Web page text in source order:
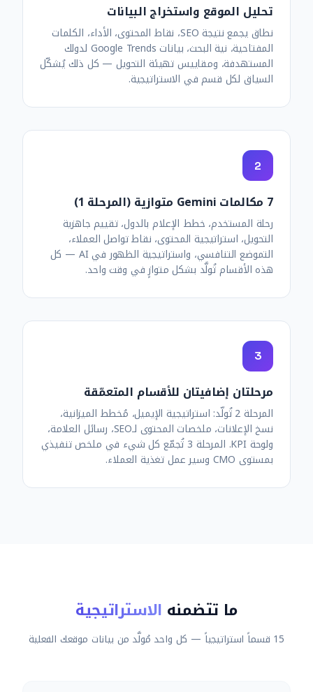
تحليل الموقع واستخراج البيانات
نطاق يجمع نتيجة SEO، نقاط المحتوى، الأداء، الكلمات
المفتاحية، نية البحث، بيانات Google Trends لدولك
المستهدفة، ومقاييس تهيئة التحويل — كل ذلك يُشكّل
السياق لكل قسم في الاستراتيجية.
2
7 مكالمات Gemini متوازية (المرحلة 1)
رحلة المستخدم، خطط الإعلام بالدول، تقييم جاهزية
التحويل، استراتيجية المحتوى، نقاط تواصل العملاء،
التموضع التنافسي، واستراتيجية الظهور في AI — كل
هذه الأقسام تُولَّد بشكل متوازٍ في وقت واحد.
3
مرحلتان إضافيتان للأقسام المتعمّقة
المرحلة 2 تُولّد: استراتيجية الإيميل، مُخطط الميزانية،
نسخ الإعلانات، ملخصات المحتوى لـSEO، رسائل العلامة،
ولوحة KPI. المرحلة 3 تُجمّع كل شيء في ملخص تنفيذي
بمستوى CMO وسير عمل تغذية العملاء.
ما تتضمنه الاستراتيجية
15 قسماً استراتيجياً — كل واحد مُولَّد من بيانات موقعك الفعلية